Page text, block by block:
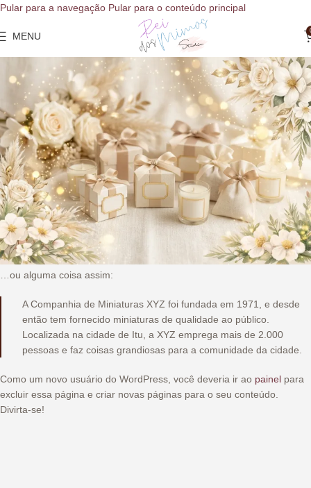
conteúdo
Pular para a navegação Pular para o conteúdo principal
MENU
Página de exemplo
Início
Página de exemplo
Esta é uma página de exemplo. É diferente de um post no blog
porque ela permanecerá em um lugar e aparecerá na navegação do
seu site na maioria dos temas. Muitas pessoas começam com uma
página que as apresenta a possíveis visitantes do site. Ela pode dizer
algo assim:
Olá! Eu sou um mensageiro de bicicleta durante o dia, ator
aspirante à noite, e este é o meu site. Eu moro em São Paulo,
tenho um grande cachorro chamado Rex e gosto de tomar
caipirinha (e banhos de chuva).
…ou alguma coisa assim:
A Companhia de Miniaturas XYZ foi fundada em 1971, e desde
então tem fornecido miniaturas de qualidade ao público.
Localizada na cidade de Itu, a XYZ emprega mais de 2.000
pessoas e faz coisas grandiosas para a comunidade da cidade.
Como um novo usuário do WordPress, você deveria ir ao painel para
excluir essa página e criar novas páginas para o seu conteúdo.
Divirta-se!